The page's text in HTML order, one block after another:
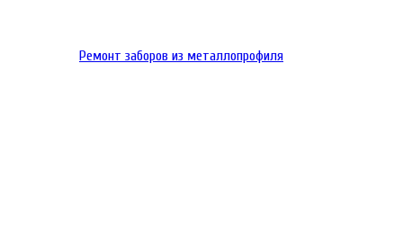
Ремонт заборов из металлопрофиля